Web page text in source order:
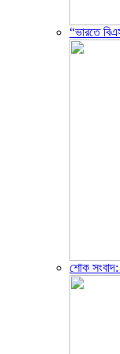
“ভারতে
শোক